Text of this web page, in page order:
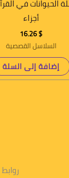
أجزاء
$
السلاسل القصصية
إضافة إلى السلة